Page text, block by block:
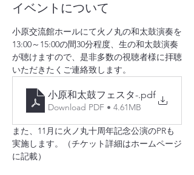
イベントについて
小原交流館ホールにて火ノ丸の和太鼓演奏を
13:00～15:00の間30分程度、生の和太鼓演奏
が聴けますので、是非多数の視聴者様に拝聴
いただきたくご連絡致します。
小原和太鼓フェスタ-.pdf
Download PDF • 4.61MB
また、11月に火ノ丸十周年記念公演のPRも
実施します。（チケット詳細はホームページ
に記載）